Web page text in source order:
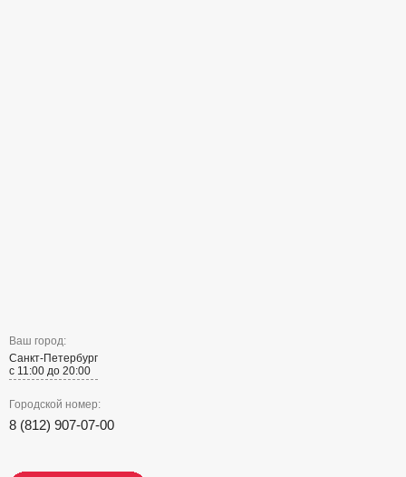
Ваш город:
Санкт-Петербург
с 11:00 до 20:00
Городской номер:
8 (812) 907-07-00